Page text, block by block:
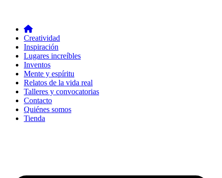
Creatividad
Inspiración
Lugares increíbles
Inventos
Mente y espíritu
Relatos de la vida real
Talleres y convocatorias
Contacto
Quiénes somos
Tienda